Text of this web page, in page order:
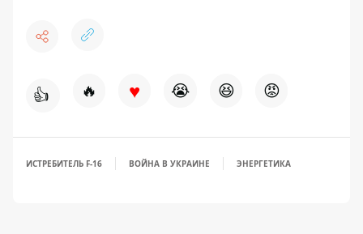
👍 🔥 ♥ 😭 😆 😡
ИСТРЕБИТЕЛЬ F-16 ВОЙНА В УКРАИНЕ ЭНЕРГЕТИКА